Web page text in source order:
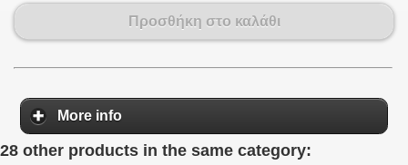
Προσθήκη στο καλάθι
More info
28 other products in the same category: